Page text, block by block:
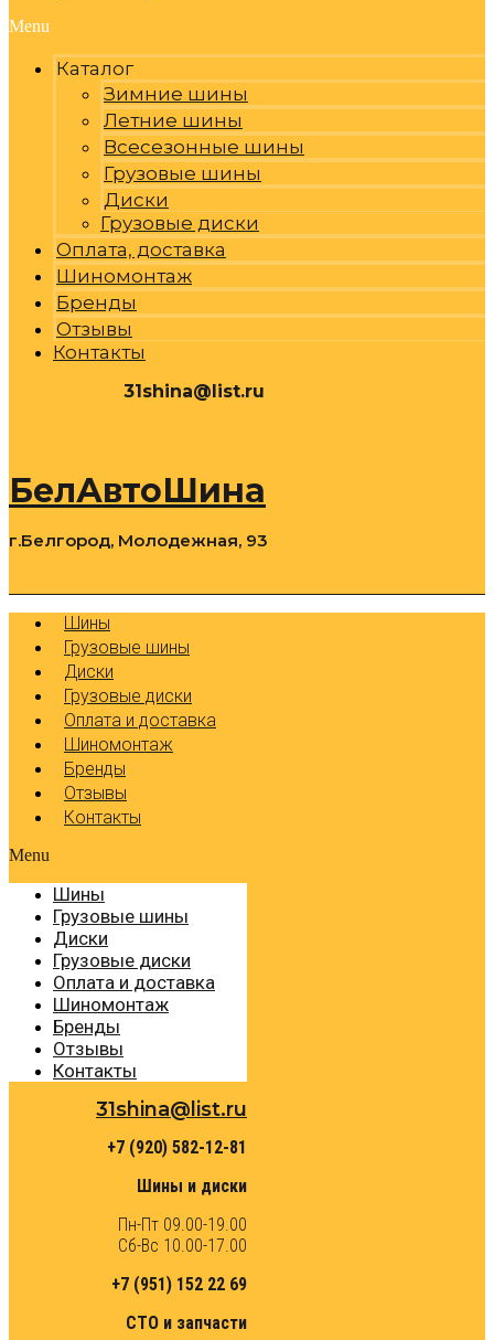
Menu
Каталог
Зимние шины
Летние шины
Всесезонные шины
Грузовые шины
Диски
Грузовые диски
Оплата, доставка
Шиномонтаж
Бренды
Отзывы
Контакты
31shina@list.ru
БелАвтоШина
г.Белгород, Молодежная, 93
Шины
Грузовые шины
Диски
Грузовые диски
Оплата и доставка
Шиномонтаж
Бренды
Отзывы
Контакты
Menu
Шины
Грузовые шины
Диски
Грузовые диски
Оплата и доставка
Шиномонтаж
Бренды
Отзывы
Контакты
31shina@list.ru
+7 (920) 582-12-81
Шины и диски
Пн-Пт 09.00-19.00
Сб-Вс 10.00-17.00
+7 (951) 152 22 69
СТО и запчасти